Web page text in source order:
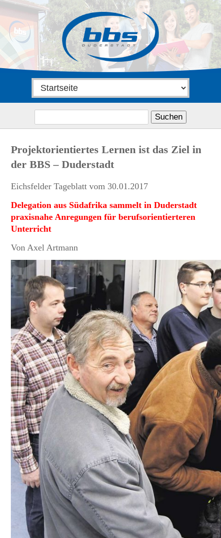
Suchen
Projektorientiertes Lernen ist das Ziel in
der BBS – Duderstadt
Eichsfelder Tageblatt vom 30.01.2017
Delegation aus Südafrika sammelt in Duderstadt
praxisnahe Anregungen für berufsorientierteren
Unterricht
Von Axel Artmann